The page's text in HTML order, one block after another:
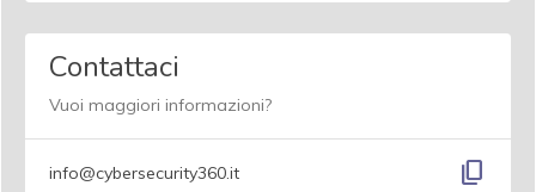
Contattaci
Vuoi maggiori informazioni?
info@cybersecurity360.it content_copy